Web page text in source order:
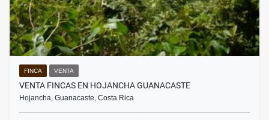
FINCA VENTA
VENTA FINCAS EN HOJANCHA GUANACASTE
Hojancha, Guanacaste, Costa Rica